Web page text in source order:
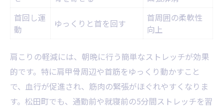
首回し運
動
ゆっくりと首を回す
首周囲の柔軟性
向上
肩こりの軽減には、朝晩に行う簡単なストレッチが効果
的です。特に肩甲骨周辺や首筋をゆっくり動かすこと
で、血行が促進され、筋肉の緊張がほぐれやすくなりま
す。松田町でも、通勤前や就寝前の5分間ストレッチを習